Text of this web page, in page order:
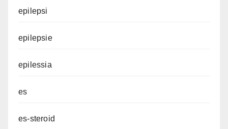
epilepsi
epilepsie
epilessia
es
es-steroid